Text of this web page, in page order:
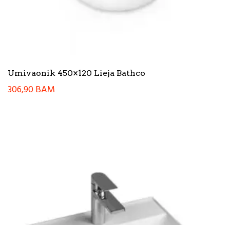
Umivaonik 450×120 Lieja Bathco
306,90BAM